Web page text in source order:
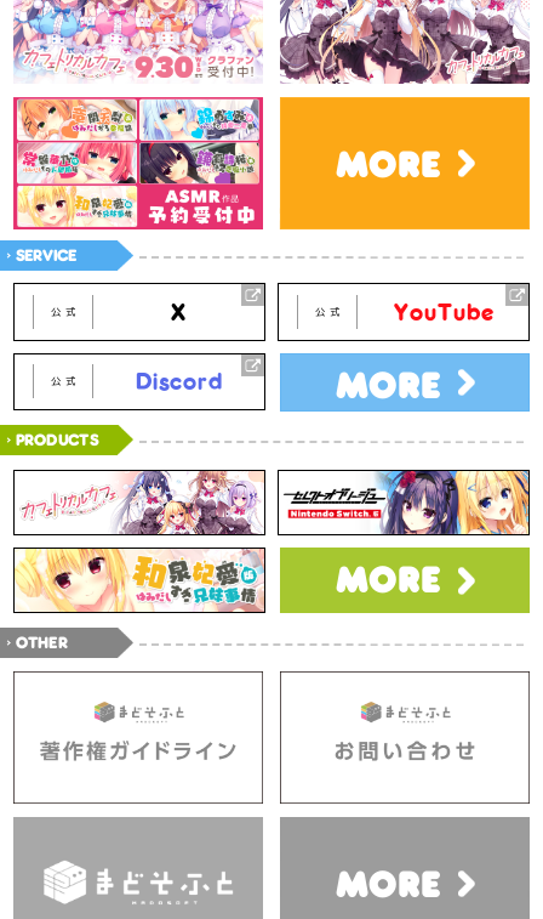
MORE
SERVICE
公式 X 公式 YouTube
公式 Discord MORE
PRODUCTS
MORE
OTHER
MORE